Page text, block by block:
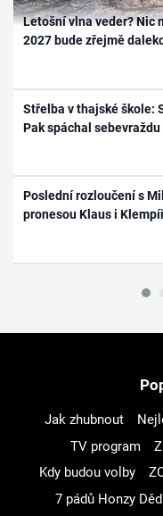
Letošní vlna veder? Nic
2027 bude zřejmě
Střelba v thajské škole:
Pak spáchal sebevraždu
Poslední rozloučení s
pronesou Klaus i
Jak zhubnout
TV program
Kdy budou volby
7 pádů Honzy